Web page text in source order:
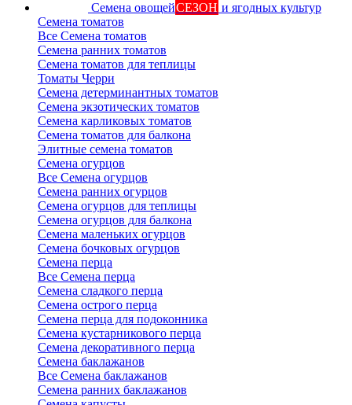
Семена овощейСЕЗОН и ягодных культур
Семена томатов
Все Семена томатов
Семена ранних томатов
Семена томатов для теплицы
Томаты Черри
Семена детерминантных томатов
Семена экзотических томатов
Семена карликовых томатов
Семена томатов для балкона
Элитные семена томатов
Семена огурцов
Все Семена огурцов
Семена ранних огурцов
Семена огурцов для теплицы
Семена огурцов для балкона
Семена маленьких огурцов
Семена бочковых огурцов
Семена перца
Все Семена перца
Семена сладкого перца
Семена острого перца
Семена перца для подоконника
Семена кустарникового перца
Семена декоративного перца
Семена баклажанов
Все Семена баклажанов
Семена ранних баклажанов